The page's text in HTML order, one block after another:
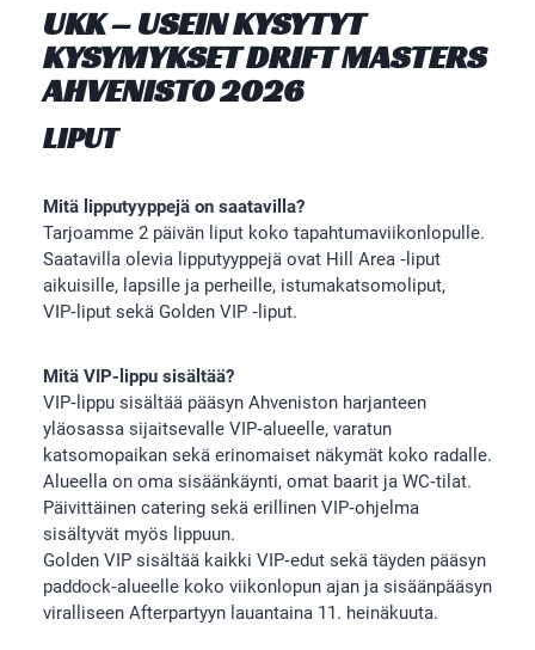
UKK – USEIN KYSYTYT
KYSYMYKSET DRIFT MASTERS
AHVENISTO 2026
LIPUT
Mitä lipputyyppejä on saatavilla?
Tarjoamme 2 päivän liput koko tapahtumaviikonlopulle.
Saatavilla olevia lipputyyppejä ovat Hill Area ‑liput
aikuisille, lapsille ja perheille, istumakatsomoliput,
VIP‑liput sekä Golden VIP ‑liput.
Mitä VIP-lippu sisältää?
VIP‑lippu sisältää pääsyn Ahveniston harjanteen
yläosassa sijaitsevalle VIP‑alueelle, varatun
katsomopaikan sekä erinomaiset näkymät koko radalle.
Alueella on oma sisäänkäynti, omat baarit ja WC‑tilat.
Päivittäinen catering sekä erillinen VIP‑ohjelma
sisältyvät myös lippuun.
Golden VIP sisältää kaikki VIP‑edut sekä täyden pääsyn
paddock‑alueelle koko viikonlopun ajan ja sisäänpääsyn
viralliseen Afterpartyyn lauantaina 11. heinäkuuta.